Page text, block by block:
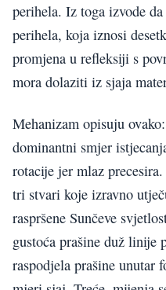
perihela. Iz toga izvode
perihela, koja iznosi
promjena u refleksiji s
mora dolaziti iz sjaja
Mehanizam opisuju
dominantni smjer
rotacije jer mlaz
tri stvari koje izravno
raspršene Sunčeve
gustoća prašine duž linije
raspodjela prašine unutar